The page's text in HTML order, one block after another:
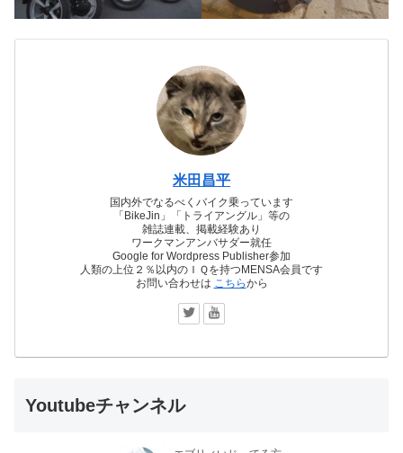
米田昌平
国内外でなるべくバイク乗っています
「BikeJin」「トライアングル」等の
雑誌連載、掲載経験あり
ワークマンアンバサダー就任
Google for Wordpress Publisher参加
人類の上位２％以内のＩＱを持つMENSA会員です
お問い合わせは こちらから
Youtubeチャンネル